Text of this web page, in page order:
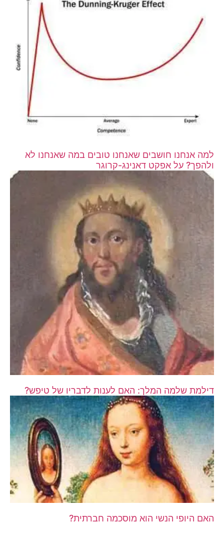
למה אנחנו חושבים שאנחנו טובים במה שאנחנו לא
ולהפך? על אפקט דאנינג-קרוגר
דילמת שלמה המלך: האם לענות לדבריו של טיפש?
האם היופי הנשי הוא מוסכמה חברתית?